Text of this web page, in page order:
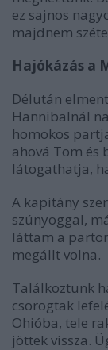
ez sajnos
majdnem
Hajókázás a
Délután
Hannibalnál
homokos
ahová Tom és
látogathatja,
A kapitány
szúnyoggal,
láttam a
megállt volna.
Találkoztunk
csorogtak
Ohióba, tele
jöttek vissza.